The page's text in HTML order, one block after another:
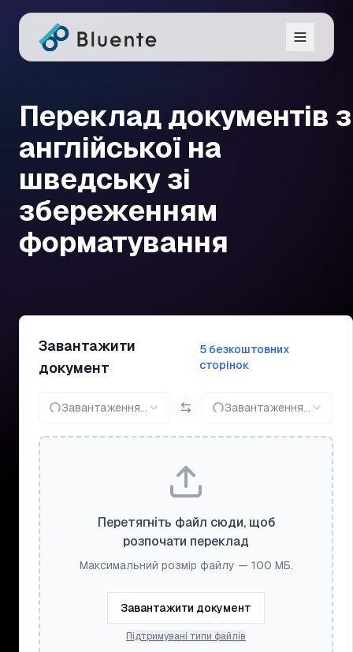
Переклад документів з
англійської на
шведську зі
збереженням
форматування
Завантажити
документ
5 безкоштовних
сторінок
Завантаження... Завантаження...
Перетягніть файл сюди, щоб
розпочати переклад
Максимальний розмір файлу — 100 МБ.
Завантажити документ
Підтримувані типи файлів